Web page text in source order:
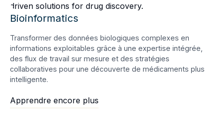
Bioinformatics
Transformer des données biologiques complexes en
informations exploitables grâce à une expertise intégrée,
des flux de travail sur mesure et des stratégies
collaboratives pour une découverte de médicaments plus
intelligente.
Apprendre encore plus